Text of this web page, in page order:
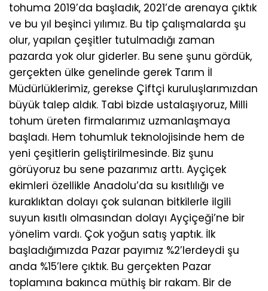
tohuma 2019’da başladık, 2021’de arenaya çıktık
ve bu yıl beşinci yılımız. Bu tip çalışmalarda şu
olur, yapılan çeşitler tutulmadığı zaman
pazarda yok olur giderler. Bu sene şunu gördük,
gerçekten ülke genelinde gerek Tarım İl
Müdürlüklerimiz, gerekse Çiftçi kuruluşlarımızdan
büyük talep aldık. Tabi bizde ustalaşıyoruz, Milli
tohum üreten firmalarımız uzmanlaşmaya
başladı. Hem tohumluk teknolojisinde hem de
yeni çeşitlerin geliştirilmesinde. Biz şunu
görüyoruz bu sene pazarımız arttı. Ayçiçek
ekimleri özellikle Anadolu’da su kısıtlılığı ve
kuraklıktan dolayı çok sulanan bitkilerle ilgili
suyun kısıtlı olmasından dolayı Ayçiçeği’ne bir
yönelim vardı. Çok yoğun satış yaptık. İlk
başladığımızda Pazar payımız %2’lerdeydi şu
anda %15’lere çıktık. Bu gerçekten Pazar
toplamına bakınca müthiş bir rakam. Bir de